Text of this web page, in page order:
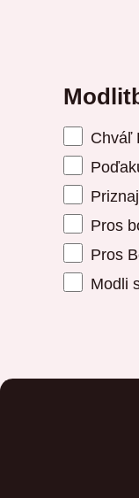
Chváľ
Pros
Pros
Modli